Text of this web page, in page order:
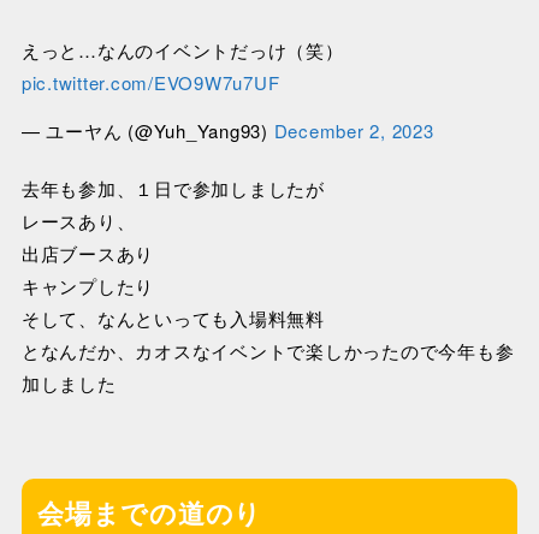
えっと…なんのイベントだっけ（笑）
pic.twitter.com/EVO9W7u7UF
— ユーヤん (@Yuh_Yang93) December 2, 2023
去年も参加、１日で参加しましたが
レースあり、
出店ブースあり
キャンプしたり
そして、なんといっても入場料無料
となんだか、カオスなイベントで楽しかったので今年も参
加しました
会場までの道のり